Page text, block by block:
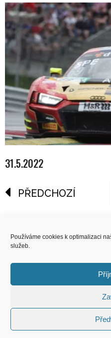
Používáme cookies k optimalizaci
služeb.
31.5.2022
PŘEDCHOZÍ
COPYRIGHT
© 2026 Speed Limit,
All Rights Reserved